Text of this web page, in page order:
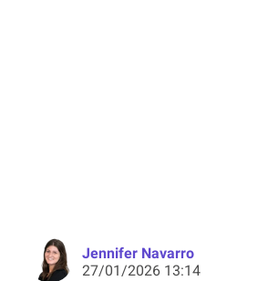
Jennifer Navarro
27/01/2026 13:14